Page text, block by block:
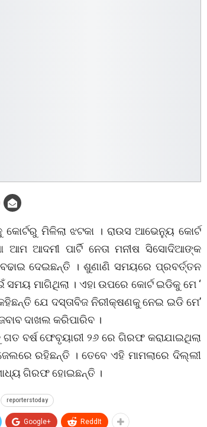
ମିଳିଲା ଝଟକା । ରାଉସ ଆଭେନ୍ୟୁ କୋର୍ଟ
ଆମ ଆଦମୀ ପାର୍ଟି ନେତା ମନୀଷ ସିସୋଦିଆଙ୍କ
ଦେଇଛନ୍ତି । ଶୁଣାଣି ସମୟରେ ପ୍ରବର୍ତ୍ତନ
ସମୟ ମାଗିଥିଲା । ଏହା ଉପରେ କୋର୍ଟ ଇଡିକୁ ମେ ‘
ଯେ ଦସ୍ତାବିଜ ନିରୀକ୍ଷଣକୁ ନେଇ ଇଡି ମେ’
ଦାଖଲ କରିପାରିବ ।
ବର୍ଷ ଫେବୃୟାରୀ ୨୬ ରେ ଗିରଫ କରାଯାଇଥିଲା
ରହିଛନ୍ତି । ତେବେ ଏହି ମାମଲାରେ ଦିଲ୍ଲୀ
ଗିରଫ ହୋଇଛନ୍ତି ।
reporterstoday
Google+ ReddIt